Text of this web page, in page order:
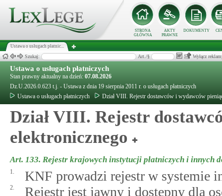
STRONA
GŁÓWNA
AKTY
PRAWNE
DOKUMENTY
Ustawa o usługach płatnic...
Szukaj: Art./§ Wyłącz
Ustawa o usługach płatniczych
Stan prawny aktualny na dzień: 07.08.2026
Dz.U.2026.0.623 t.j. - Ustawa z dnia 19 sierpnia 2011 r. o usługach płatniczych
Ustawa o usługach płatniczych
Dział VIII. Rejestr dostawców i wydawców
Dział VIII. Rejestr
elektronicznego
Art. 133. Rejestr krajowych instytucji płatniczych i innych
1. KNF prowadzi rejestr w systemie
2. Rejestr jest jawny i dostępny dla